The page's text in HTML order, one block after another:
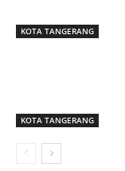
KOTA TANGERANG
KOTA TANGERANG